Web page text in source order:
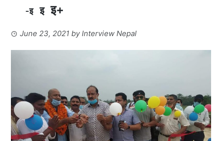
-इ इ इ+
June 23, 2021 byInterview Nepal